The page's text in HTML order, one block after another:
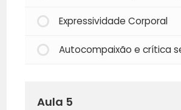
Expressividade Corporal
Autocompaixão e crítica
Aula 5